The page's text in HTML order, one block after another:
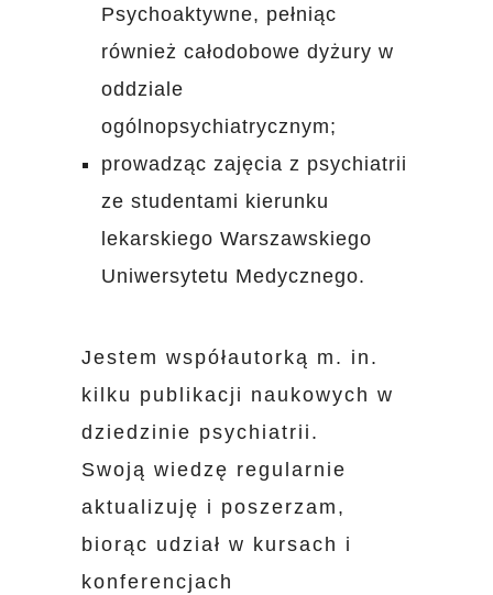
Psychoaktywne, pełniąc
również całodobowe dyżury w
oddziale
ogólnopsychiatrycznym;
prowadząc zajęcia z psychiatrii
ze studentami kierunku
lekarskiego Warszawskiego
Uniwersytetu Medycznego.
Jestem współautorką m. in.
kilku publikacji naukowych w
dziedzinie psychiatrii.
Swoją wiedzę regularnie
aktualizuję i poszerzam,
biorąc udział w kursach i
konferencjach